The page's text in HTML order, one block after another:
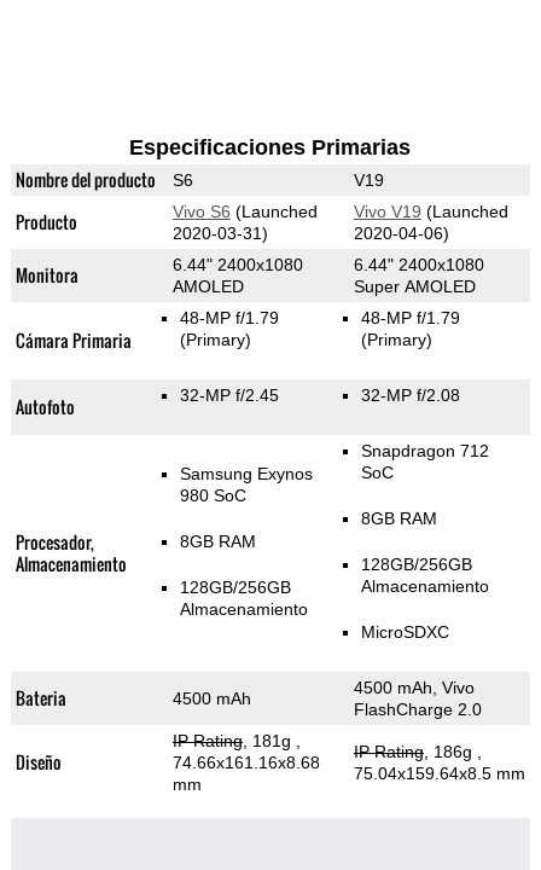
Especificaciones Primarias
Nombre del producto S6 V19
Producto Vivo S6 (Launched
2020-03-31)
Vivo V19 (Launched
2020-04-06)
Monitora
6.44" 2400x1080
AMOLED
6.44" 2400x1080
Super AMOLED
Cámara Primaria
48-MP f/1.79
(Primary)
48-MP f/1.79
(Primary)
Autofoto 32-MP f/2.45 32-MP f/2.08
Procesador,
Almacenamiento
Samsung Exynos
980 SoC
8GB RAM
128GB/256GB
Almacenamiento
Snapdragon 712
SoC
8GB RAM
128GB/256GB
Almacenamiento
MicroSDXC
Bateria 4500 mAh
4500 mAh, Vivo
FlashCharge 2.0
Diseño
IP Rating, 181g
74.66x161.16x8.68
mm
IP Rating, 186g
75.04x159.64x8.5 mm